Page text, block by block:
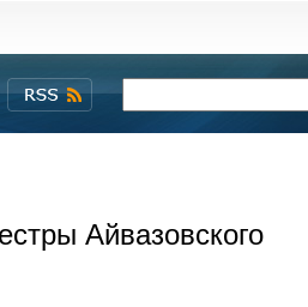
Айвазовского